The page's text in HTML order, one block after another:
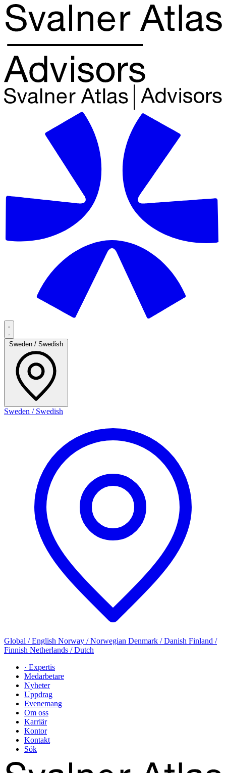
Sweden / Swedish
Sweden / Swedish
Global / English Norway / Norwegian Denmark / Danish Finland /
Finnish Netherlands / Dutch
· Expertis
Medarbetare
Nyheter
Uppdrag
Evenemang
Om oss
Karriär
Kontor
Kontakt
Sök